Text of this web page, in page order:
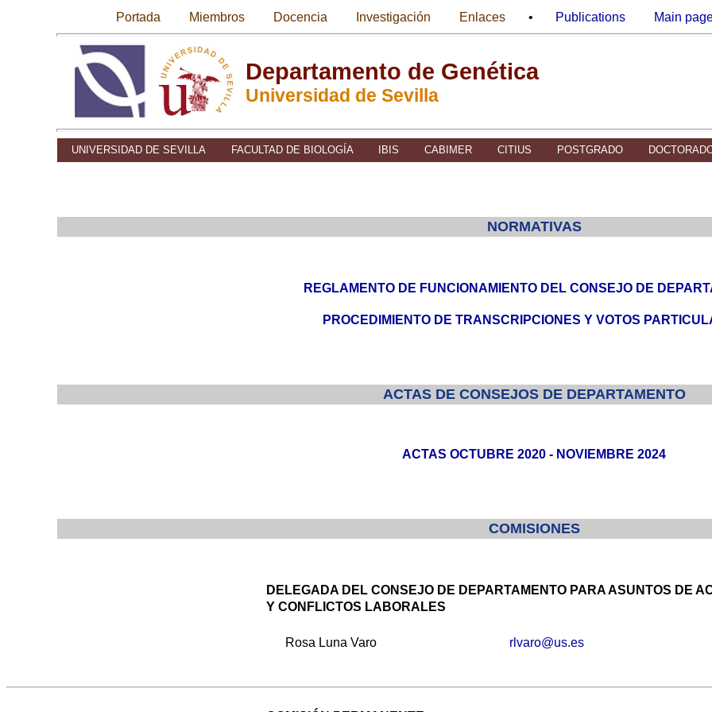
Portada Miembros Docencia Investigación Enlaces • Publications Main
Departamento de Genética
Universidad de Sevilla
UNIVERSIDAD DE SEVILLA FACULTAD DE BIOLOGÍA IBIS CABIMER CITIUS POSTGRADO
NORMATIVAS
REGLAMENTO DE FUNCIONAMIENTO DEL CONSEJO DE
PROCEDIMIENTO DE TRANSCRIPCIONES Y VOTOS
ACTAS DE CONSEJOS DE DEPARTAMENTO
ACTAS OCTUBRE 2020 - NOVIEMBRE 2024
COMISIONES
DELEGADA DEL CONSEJO DE DEPARTAMENTO PARA ASUNTOS DE
Y CONFLICTOS LABORALES
Rosa Luna Varo rlvaro@us.es